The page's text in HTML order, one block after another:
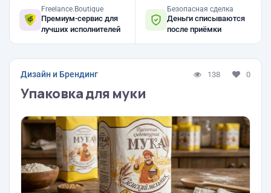
Freelance.Boutique
Премиум-сервис для
лучших исполнителей
Безопасная сделка
Деньги списываются
после приёмки
Дизайн и Брендинг 138 0
Упаковка для муки